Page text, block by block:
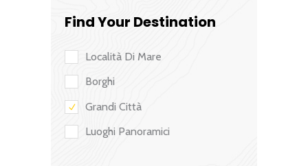
Find Your Destination
Località Di Mare
Borghi
Grandi Città
Luoghi Panoramici